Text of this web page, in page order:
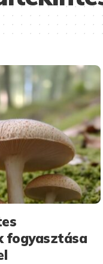
fogyasztása